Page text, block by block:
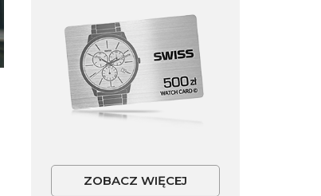
ZOBACZ WIĘCEJ